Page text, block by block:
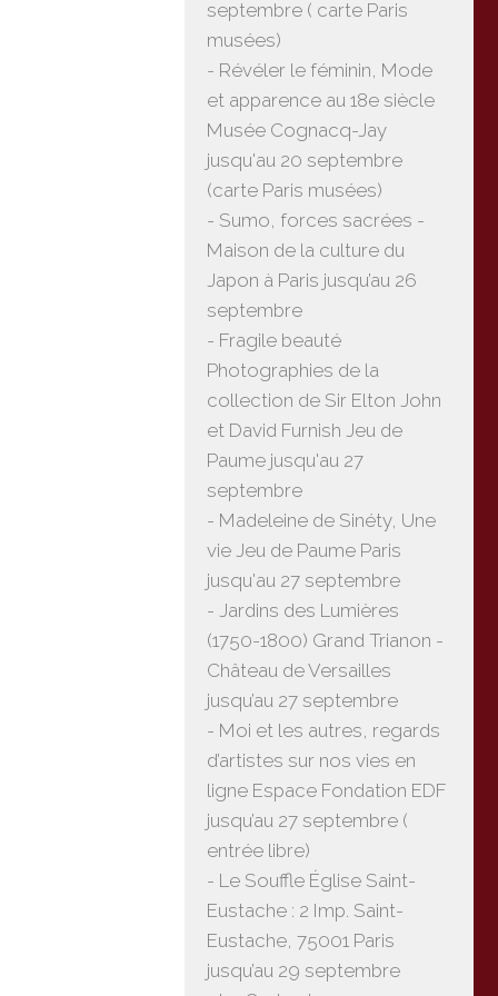
septembre ( carte Paris
musées)
- Révéler le féminin, Mode
et apparence au 18e siècle
Musée Cognacq-Jay
jusqu'au 20 septembre
(carte Paris musées)
- Sumo, forces sacrées -
Maison de la culture du
Japon à Paris jusqu’au 26
septembre
- Fragile beauté
Photographies de la
collection de Sir Elton John
et David Furnish Jeu de
Paume jusqu'au 27
septembre
- Madeleine de Sinéty, Une
vie Jeu de Paume Paris
jusqu'au 27 septembre
- Jardins des Lumières
(1750-1800) Grand Trianon -
Château de Versailles
jusqu’au 27 septembre
- Moi et les autres, regards
d’artistes sur nos vies en
ligne Espace Fondation EDF
jusqu’au 27 septembre (
entrée libre)
- Le Souffle Église Saint-
Eustache : 2 Imp. Saint-
Eustache, 75001 Paris
jusqu’au 29 septembre